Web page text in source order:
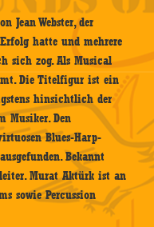
Jean Webster, der
hatte und mehrere
sich zog. Als Musical
Die Titelfigur ist ein
hinsichtlich der
Musiker. Den
Blues-Harp-
Bekannt
Murat Aktürk ist an
sowie Percussion